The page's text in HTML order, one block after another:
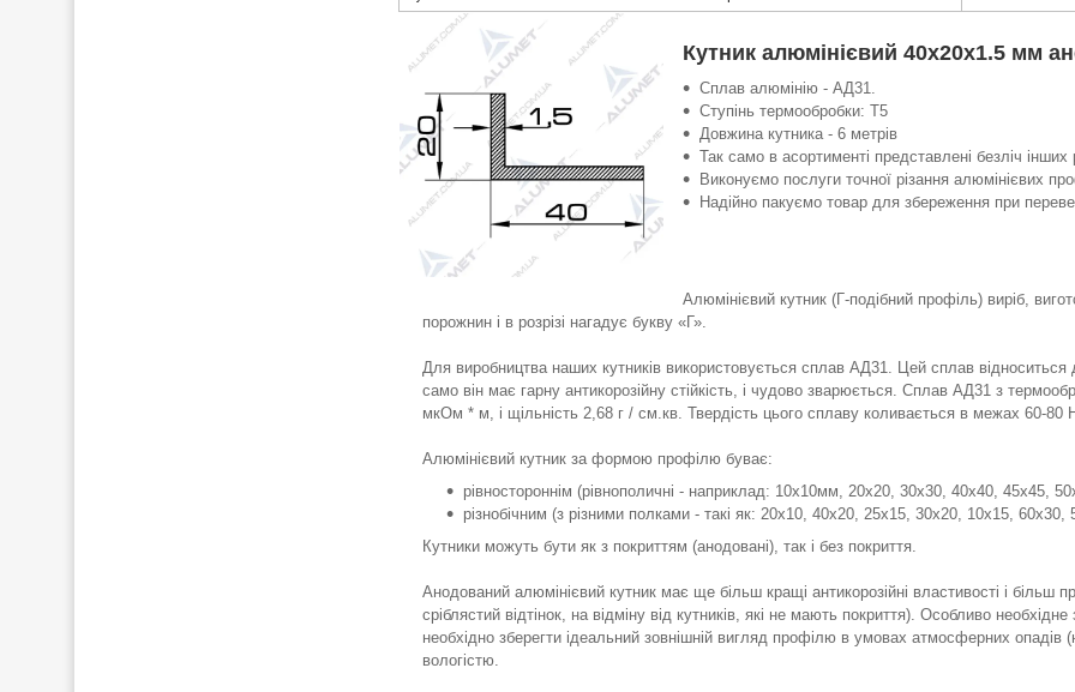
Кутник алюмінієвий 40х20х1.5 мм
Сплав алюмінію - АД31.
Ступінь термообробки: Т5
Довжина кутника - 6 метрів
Так само в асортименті представлені безліч інших
Виконуємо послуги точної різання алюмінієвих
Надійно пакуємо товар для збереження при
Алюмінієвий кутник (Г-подібний профіль) виріб,
порожнин і в розрізі нагадує букву «Г».
Для виробництва наших кутників використовується сплав АД31. Цей сплав відноситься
само він має гарну антикорозійну стійкість, і чудово зварюється. Сплав АД31 з
мкОм * м, і щільність 2,68 г / см.кв. Твердість цього сплаву коливається в межах 60-80
Алюмінієвий кутник за формою профілю буває:
рівностороннім (рівнополичні - наприклад: 10х10мм, 20х20, 30х30, 40х40, 45х45,
різнобічним (з різними полками - такі як: 20х10, 40х20, 25х15, 30х20, 10х15, 60х30,
Кутники можуть бути як з покриттям (анодовані), так і без покриття.
Анодований алюмінієвий кутник має ще більш кращі антикорозійні властивості і
сріблястий відтінок, на відміну від кутників, які не мають покриття). Особливо
необхідно зберегти ідеальний зовнішній вигляд профілю в умовах атмосферних опадів
вологістю.